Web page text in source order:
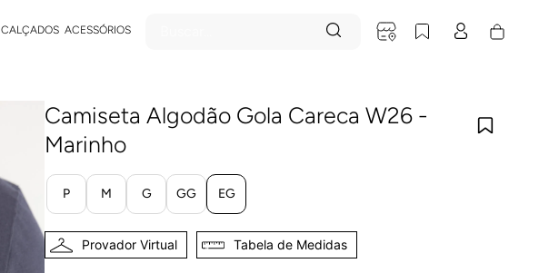
CALÇADOS ACESSÓRIOS
Camiseta Algodão Gola Careca W26 -
Marinho
P M G GG EG
Provador Virtual Tabela de Medidas